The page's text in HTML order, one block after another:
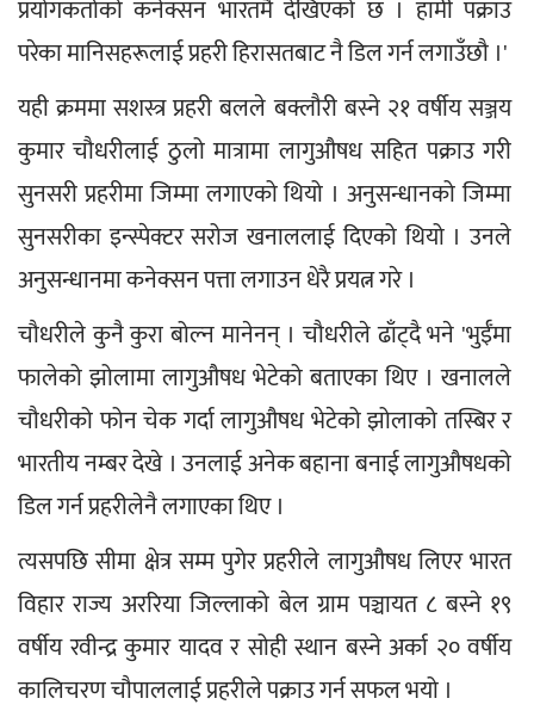
प्रयोगकर्ताको कनेक्सन भारतमै देखिएको छ । हामी पक्राउ
परेका मानिसहरूलाई प्रहरी हिरासतबाट नै डिल गर्न लगाउँछौ ।'
यही क्रममा सशस्त्र प्रहरी बलले बक्लौरी बस्ने २१ वर्षीय सञ्जय
कुमार चौधरीलाई ठुलो मात्रामा लागुऔषध सहित पक्राउ गरी
सुनसरी प्रहरीमा जिम्मा लगाएको थियो । अनुसन्धानको जिम्मा
सुनसरीका इन्स्पेक्टर सरोज खनाललाई दिएको थियो । उनले
अनुसन्धानमा कनेक्सन पत्ता लगाउन धेरै प्रयत्न गरे ।
चौधरीले कुनै कुरा बोल्न मानेनन् । चौधरीले ढाँट्दै भने 'भुईँमा
फालेको झोलामा लागुऔषध भेटेको बताएका थिए । खनालले
चौधरीको फोन चेक गर्दा लागुऔषध भेटेको झोलाको तस्बिर र
भारतीय नम्बर देखे । उनलाई अनेक बहाना बनाई लागुऔषधको
डिल गर्न प्रहरीलेनै लगाएका थिए ।
त्यसपछि सीमा क्षेत्र सम्म पुगेर प्रहरीले लागुऔषध लिएर भारत
विहार राज्य अररिया जिल्लाको बेल ग्राम पञ्चायत ८ बस्ने १९
वर्षीय रवीन्द्र कुमार यादव र सोही स्थान बस्ने अर्का २० वर्षीय
कालिचरण चौपाललाई प्रहरीले पक्राउ गर्न सफल भयो ।